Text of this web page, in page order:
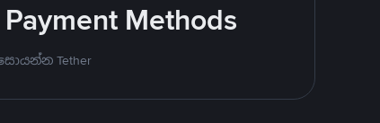
Methods
Tether